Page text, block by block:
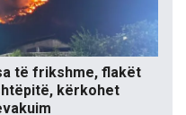
të frikshme, flakët
kërkohet